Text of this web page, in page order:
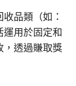
品類（如：
用於固定和
，透過賺取獎